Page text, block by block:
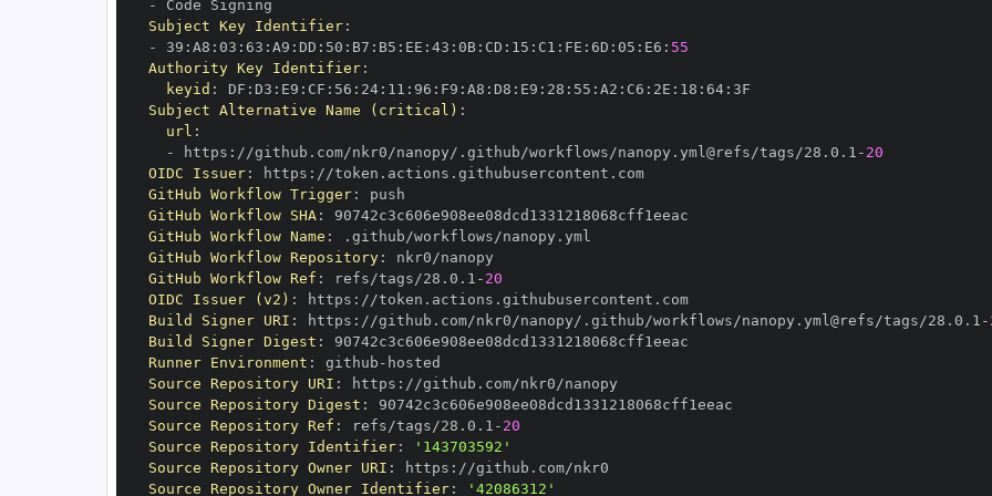
-
Subject Key Identifier:
-
39 : A8 : 03 : 63 : A9 : DD : 50 : B7 : B5 : EE : 43 : 0B: CD : 15 : C1 : FE : 6D : 05 : E6 : 55
Authority Key Identifier:
keyid : DF : D3 : E9 : CF : 56 : 24: 11 : 96 : F9 : A8 : D8 : E9 : 28 : 55 : A2 : C6 : 2E : 18 : 64:
Subject Alternative Name (critical) :
url :
-
https : //github.com/nkr0/nanopy/.github/workflows/nanopy.yml@refs/tags/28.0.1 - 20
OIDC Issuer: https :
//token.actions.githubusercontent.com
GitHub Workflow Trigger:
GitHub Workflow SHA:
GitHub Workflow Name :
GitHub Workflow Repository:
GitHub Workflow Ref : refs/tags/28.0.1 - 20
OIDC Issuer (v2) : https :
//token.actions.githubusercontent.com
Build Signer URI : https : //github.com/nkr0/nanopy/.github/workflows/nanopy.yml@refs/tags/28.0.1 -
Build Signer Digest :
Runner Environment : github -
Source Repository URI : https :
Source Repository Digest :
Source Repository Ref : refs/tags/28.0.1 - 20
Source Repository Identifier:
'143703592'
Source Repository Owner URI : https :
Source Repository Owner Identifier: '42086312'